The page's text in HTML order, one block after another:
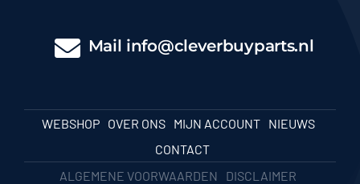
Mail info@cleverbuyparts.nl
WEBSHOP OVER ONS MIJN ACCOUNT
NIEUWS
CONTACT
ALGEMENE VOORWAARDEN
DISCLAIMER